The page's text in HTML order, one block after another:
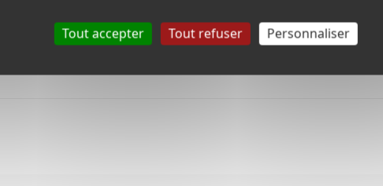
Tout accepter Tout refuser Personnaliser